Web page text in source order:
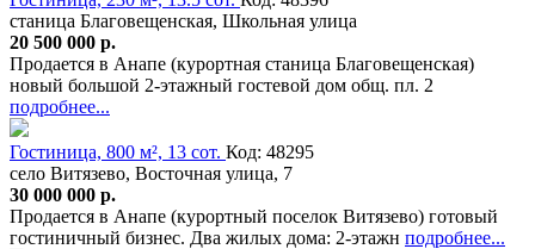
станица Благовещенская, Школьная улица
20 500 000 р.
Продается в Анапе (курортная станица Благовещенская)
новый большой 2-этажный гостевой дом общ. пл. 2
подробнее...
Гостиница, 800 м², 13 сот. Код: 48295
село Витязево, Восточная улица, 7
30 000 000 р.
Продается в Анапе (курортный поселок Витязево) готовый
гостиничный бизнес. Два жилых дома: 2-этажн подробнее...